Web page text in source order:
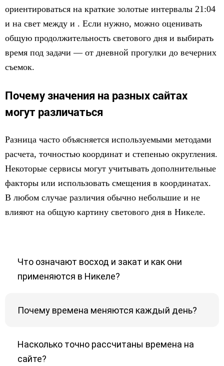
ориентироваться на краткие золотые интервалы 21:04
и на свет между и . Если нужно, можно оценивать
общую продолжительность светового дня и выбирать
время под задачи — от дневной прогулки до вечерних
съемок.
Почему значения на разных сайтах
могут различаться
Разница часто объясняется используемыми методами
расчета, точностью координат и степенью округления.
Некоторые сервисы могут учитывать дополнительные
факторы или использовать смещения в координатах.
В любом случае различия обычно небольшие и не
влияют на общую картину светового дня в Никеле.
Что означают восход и закат и как они
применяются в Никеле?
Почему времена меняются каждый день?
Насколько точно рассчитаны времена на
сайте?